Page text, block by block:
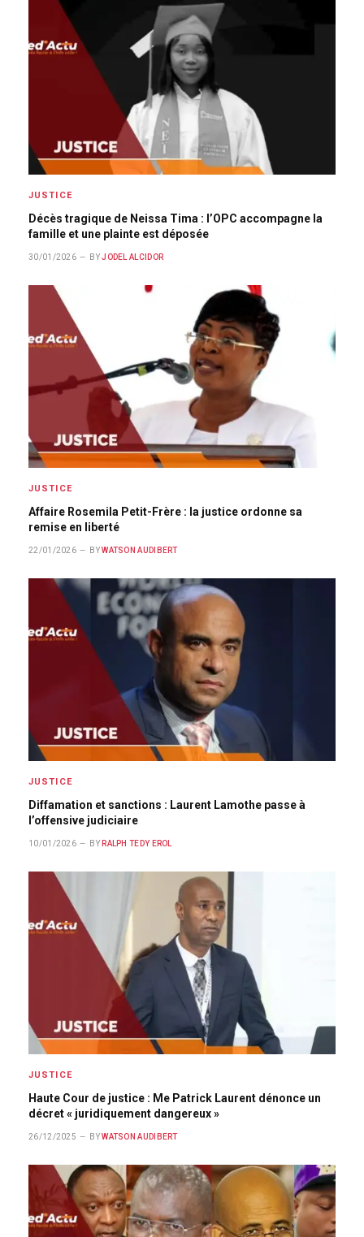
JUSTICE
Décès tragique de Neissa Tima : l’OPC accompagne la
famille et une plainte est déposée
30/01/2026 BY JODEL ALCIDOR
JUSTICE
Affaire Rosemila Petit-Frère : la justice ordonne sa
remise en liberté
22/01/2026 BY WATSON AUDIBERT
JUSTICE
Diffamation et sanctions : Laurent Lamothe passe à
l’offensive judiciaire
10/01/2026 BY RALPH TEDY EROL
JUSTICE
Haute Cour de justice : Me Patrick Laurent dénonce un
décret « juridiquement dangereux »
26/12/2025 BY WATSON AUDIBERT